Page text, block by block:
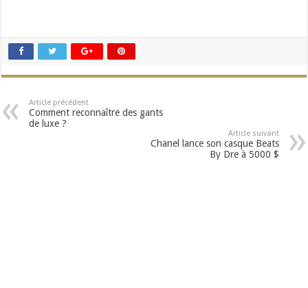
Article précédent
Comment reconnaître des gants
de luxe ?
Article suivant
Chanel lance son casque Beats
By Dre à 5000 $